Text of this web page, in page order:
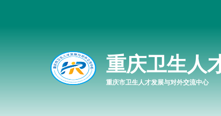
重庆卫生人
重庆市卫生人才发展与对外交流中心